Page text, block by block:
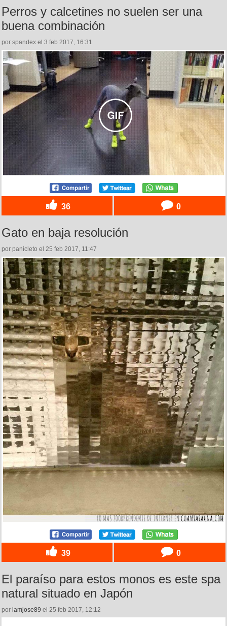
Perros y calcetines no suelen ser una
buena combinación
por spandex el 3 feb 2017, 16:31
36 0
Gato en baja resolución
por panicleto el 25 feb 2017, 11:47
39 0
El paraíso para estos monos es este spa
natural situado en Japón
por iamjose89 el 25 feb 2017, 12:12